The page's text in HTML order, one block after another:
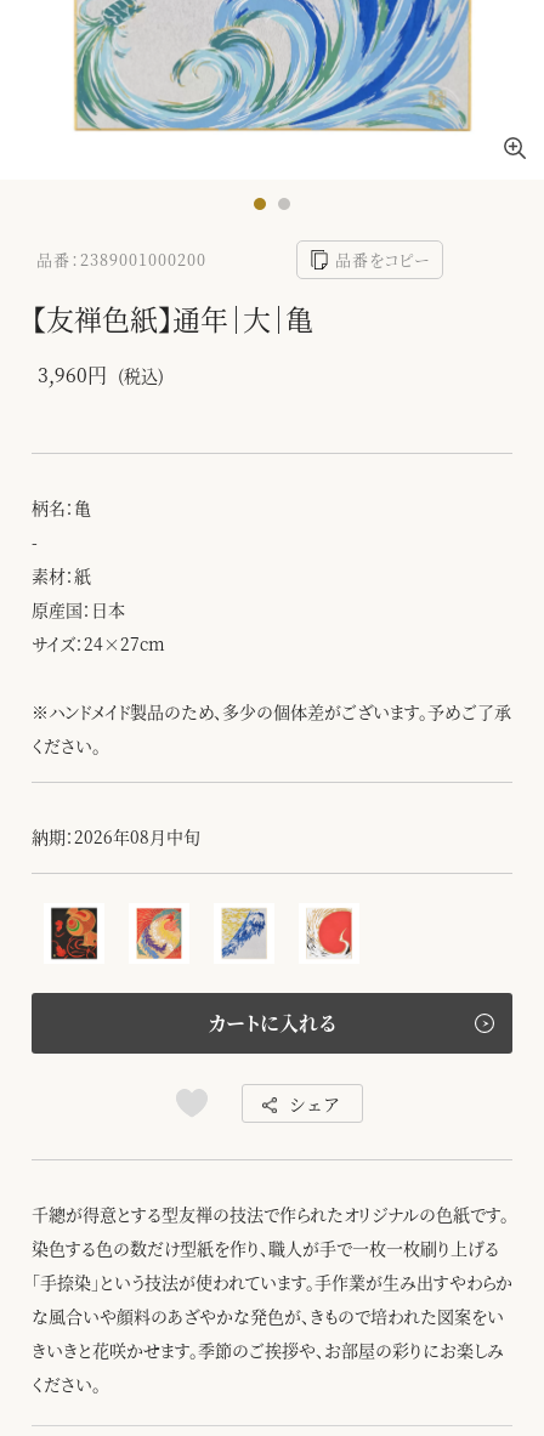
品番：2389001000200 品番をコピー
【友禅色紙】通年｜大｜亀
3,960円 (税込)
柄名：亀
-
素材：紙
原産国：日本
サイズ：24×27cm
※ハンドメイド製品のため、多少の個体差がございます。予めご了承
ください。
納期：2026年08月中旬
カートに入れる
シェア
千總が得意とする型友禅の技法で作られたオリジナルの色紙です。
染色する色の数だけ型紙を作り、職人が手で一枚一枚刷り上げる
「手捺染」という技法が使われています。手作業が生み出すやわらか
な風合いや顔料のあざやかな発色が、きもので培われた図案をい
きいきと花咲かせます。季節のご挨拶や、お部屋の彩りにお楽しみ
ください。